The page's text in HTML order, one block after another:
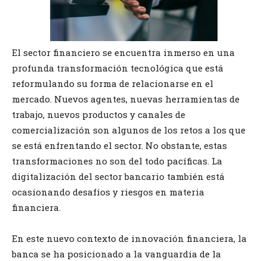
El sector financiero se encuentra inmerso en una
profunda transformación tecnológica que está
reformulando su forma de relacionarse en el
mercado. Nuevos agentes, nuevas herramientas de
trabajo, nuevos productos y canales de
comercialización son algunos de los retos a los que
se está enfrentando el sector. No obstante, estas
transformaciones no son del todo pacíficas. La
digitalización del sector bancario también está
ocasionando desafíos y riesgos en materia
financiera.
En este nuevo contexto de innovación financiera, la
banca se ha posicionado a la vanguardia de la